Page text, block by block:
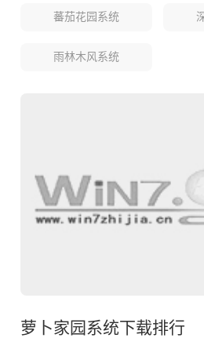
蕃茄花园系统
雨林木风系统
萝卜家园系统下载排行